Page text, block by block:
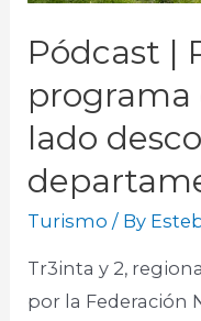
Pódcast |
programa
lado
Turismo / By
Tr3inta y 2,
por la Federación